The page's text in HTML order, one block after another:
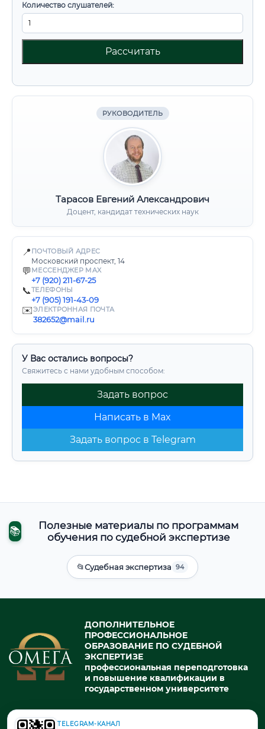
Количество слушателей:
Рассчитать
РУКОВОДИТЕЛЬ
Тарасов Евгений Александрович
Доцент, кандидат технических наук
📍 ПОЧТОВЫЙ АДРЕС
Московский проспект, 14
💬 МЕССЕНДЖЕР MAX
+7 (920) 211-67-25
📞ТЕЛЕФОНЫ
+7 (905) 191-43-09
✉️ЭЛЕКТРОННАЯ ПОЧТА
382652@mail.ru
У Вас остались вопросы?
Свяжитесь с нами удобным способом:
Задать вопрос
Написать в Max
Задать вопрос в Telegram
📚
Полезные материалы по программам
обучения по судебной экспертизе
📂Судебная экспертиза 94
ДОПОЛНИТЕЛЬНОЕ
ПРОФЕССИОНАЛЬНОЕ
ОБРАЗОВАНИЕ ПО СУДЕБНОЙ
ЭКСПЕРТИЗЕ
профессиональная переподготовка
и повышение квалификации в
государственном университете
TELEGRAM-КАНАЛ